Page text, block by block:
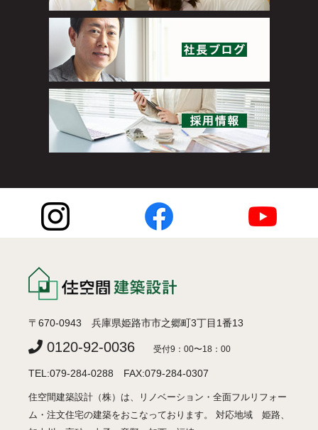
〒670-0943 兵庫県姫路市市之郷町3丁目1番13
0120-92-0036 受付9：00〜18：00
TEL:079-284-0288 FAX:079-284-0307
住空間建築設計（株）は、リノベーション・全面フルリフォー
ム・注文住宅の建築をおこなっております。 対応地域 姫路、